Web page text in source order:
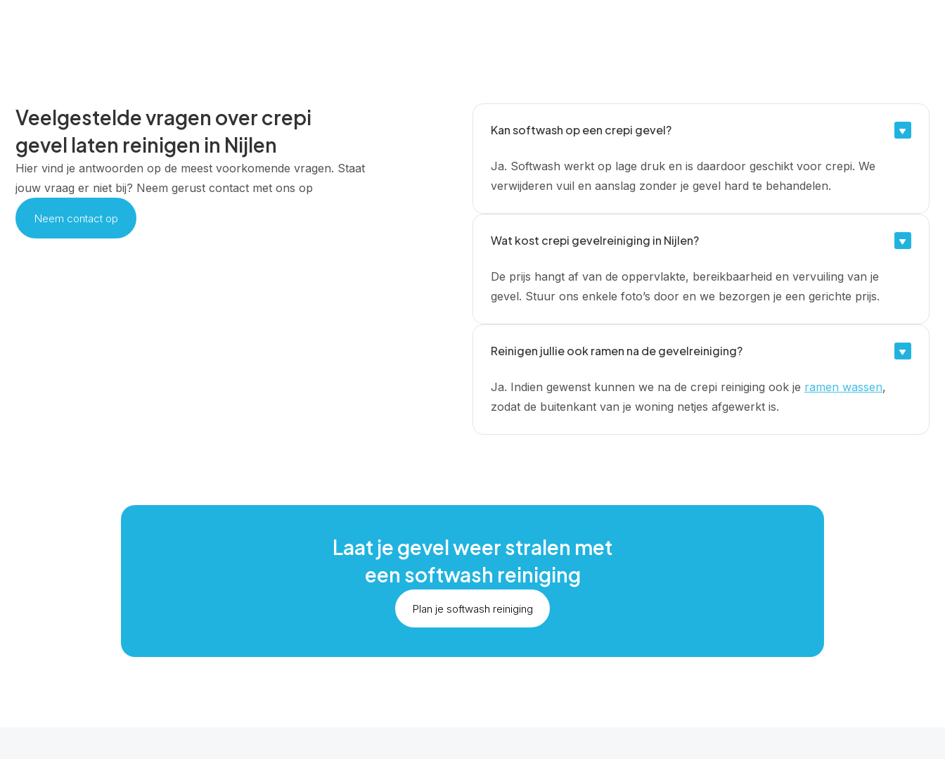
Veelgestelde vragen over crepi
gevel laten reinigen in Nijlen
Hier vind je antwoorden op de meest voorkomende vragen. Staat
jouw vraag er niet bij? Neem gerust contact met ons op
Neem contact op
Kan softwash op een crepi gevel?
Ja. Softwash werkt op lage druk en is daardoor geschikt voor crepi. We
verwijderen vuil en aanslag zonder je gevel hard te behandelen.
Wat kost crepi gevelreiniging in Nijlen?
De prijs hangt af van de oppervlakte, bereikbaarheid en vervuiling van je
gevel. Stuur ons enkele foto’s door en we bezorgen je een gerichte prijs.
Reinigen jullie ook ramen na de gevelreiniging?
Ja. Indien gewenst kunnen we na de crepi reiniging ook je ramen wassen,
zodat de buitenkant van je woning netjes afgewerkt is.
Laat je gevel weer stralen met
een softwash reiniging
Plan je softwash reiniging